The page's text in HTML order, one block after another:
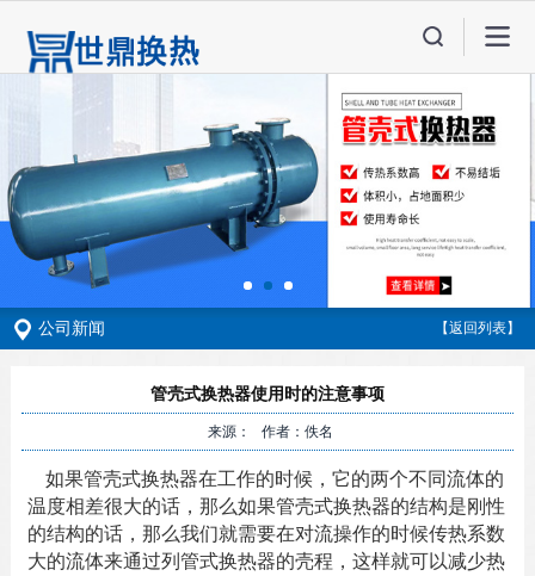
公司新闻 【返回列表】
管壳式换热器使用时的注意事项
来源： 作者：佚名
如果管壳式换热器在工作的时候，它的两个不同流体的
温度相差很大的话，那么如果管壳式换热器的结构是刚性
的结构的话，那么我们就需要在对流操作的时候传热系数
大的流体来通过列管式换热器的壳程，这样就可以减少热